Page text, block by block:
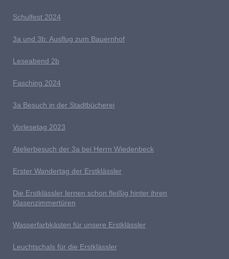
Schulfest 2024
3a und 3b: Ausflug zum Bauernhof
L eseabend 2b
Fasching 2024
3a Besuch in der Stadtbücherei
Vorlesetag 2023
Atelierbesuch der 3a bei Herrn Wiedenbeck
Erster Wandertag der Erstklässler
Die Erstklässler lernen schon fleißig hinter ihren
Klasenzimmertüren
Wasserfarbkästen für unsere Erstklässler
L euchtschals für die Erstklässler